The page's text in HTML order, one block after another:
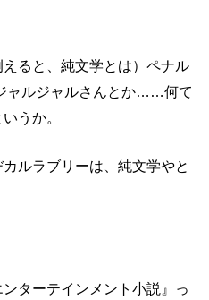
ると、純文学とは）ペナル
ャルジャルさんとか……何て
うか。
ルラブリーは、純文学やと
ターテインメント小説』っ